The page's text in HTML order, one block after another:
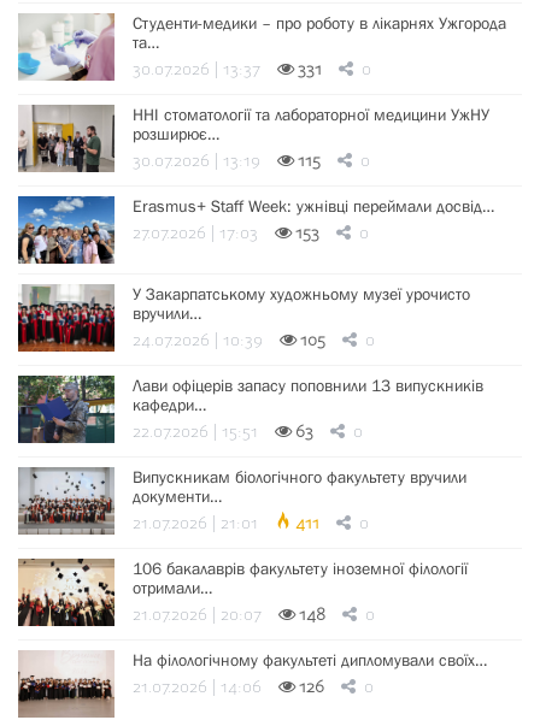
Студенти-медики – про роботу в лікарнях Ужгорода
та…
30.07.2026 | 13:37 331 0
ННІ стоматології та лабораторної медицини УжНУ
розширює…
30.07.2026 | 13:19 115 0
Erasmus+ Staff Week: ужнівці переймали досвід…
27.07.2026 | 17:03 153 0
У Закарпатському художньому музеї урочисто
вручили…
24.07.2026 | 10:39 105 0
Лави офіцерів запасу поповнили 13 випускників
кафедри…
22.07.2026 | 15:51 63 0
Випускникам біологічного факультету вручили
документи…
21.07.2026 | 21:01 411 0
106 бакалаврів факультету іноземної філології
отримали…
21.07.2026 | 20:07 148 0
На філологічному факультеті дипломували своїх…
21.07.2026 | 14:06 126 0